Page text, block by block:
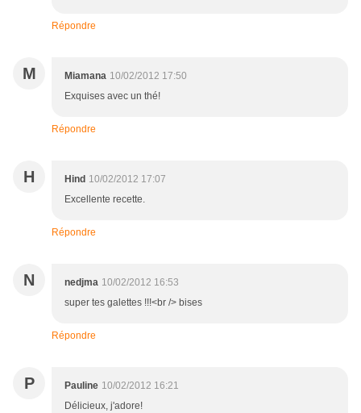
Répondre
M Miamana 10/02/2012 17:50
Exquises avec un thé!
Répondre
H Hind 10/02/2012 17:07
Excellente recette.
Répondre
N nedjma 10/02/2012 16:53
super tes galettes !!!<br /> bises
Répondre
P Pauline 10/02/2012 16:21
Délicieux, j'adore!